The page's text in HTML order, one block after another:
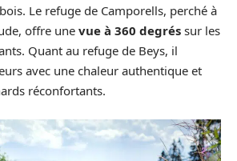
Le refuge de Camporells, perché à
offre une vue à 360 degrés sur les
Quant au refuge de Beys, il
avec une chaleur authentique et
réconfortants.